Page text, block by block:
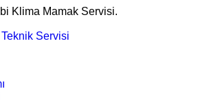
Klima Mamak Servisi.